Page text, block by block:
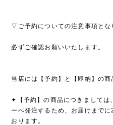
▽ご予約についての注意事項と
必ずご確認お願いいたします。
当店には【予約】と【即納】の
✦【予約】の商品につきましては
ーへ発注するため、お届けまで
おります。